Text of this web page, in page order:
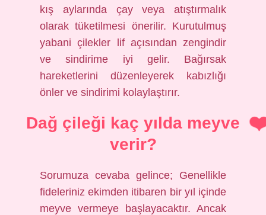
kış aylarında çay veya atıştırmalık
olarak tüketilmesi önerilir. Kurutulmuş
yabani çilekler lif açısından zengindir
ve sindirime iyi gelir. Bağırsak
hareketlerini düzenleyerek kabızlığı
önler ve sindirimi kolaylaştırır.
Dağ çileği kaç yılda meyve
verir?
Sorumuza cevaba gelince; Genellikle
fideleriniz ekimden itibaren bir yıl içinde
meyve vermeye başlayacaktır. Ancak